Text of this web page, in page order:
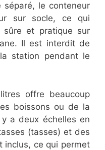
séparé, le conteneur
sur socle, ce qui
sûre et pratique sur
Il est interdit de
station pendant le
offre beaucoup
boissons ou de la
a deux échelles en
(tasses) et des
inclus, ce qui permet